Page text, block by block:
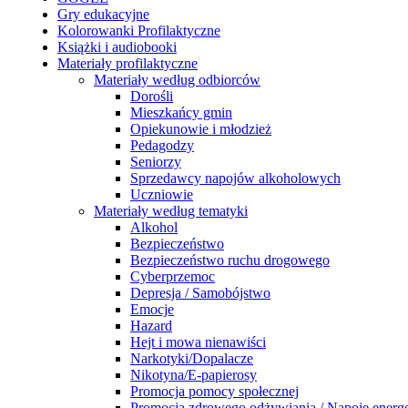
Gry edukacyjne
Kolorowanki Profilaktyczne
Książki i audiobooki
Materiały profilaktyczne
Materiały według odbiorców
Dorośli
Mieszkańcy gmin
Opiekunowie i młodzież
Pedagodzy
Seniorzy
Sprzedawcy napojów alkoholowych
Uczniowie
Materiały według tematyki
Alkohol
Bezpieczeństwo
Bezpieczeństwo ruchu drogowego
Cyberprzemoc
Depresja / Samobójstwo
Emocje
Hazard
Hejt i mowa nienawiści
Narkotyki/Dopalacze
Nikotyna/E-papierosy
Promocja pomocy społecznej